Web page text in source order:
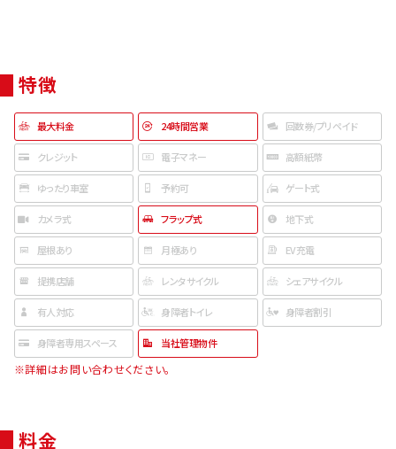
特徴
最大料金 24時間営業 回数券/プリペイド
クレジット 電子マネー 高額紙幣
ゆったり車室 予約可 ゲート式
カメラ式 フラップ式 地下式
屋根あり 月極あり EV充電
提携店舗 レンタサイクル シェアサイクル
有人対応 身障者トイレ 身障者割引
身障者専用スペース 当社管理物件
※詳細はお問い合わせください。
料金